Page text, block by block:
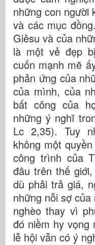
những con người
và các mục
Giêsu và của
là một vẻ đẹp
cuốn mạnh mẽ
phản ứng của
của mình, của
bất công của
những ý nghĩ
Lc 2,35). Tuy
không một
công trình của
đâu trên thế
dù phải trả giá,
những nỗi sợ
nghèo thay vì
đó niềm hy vọng
lễ hội vẫn có ý